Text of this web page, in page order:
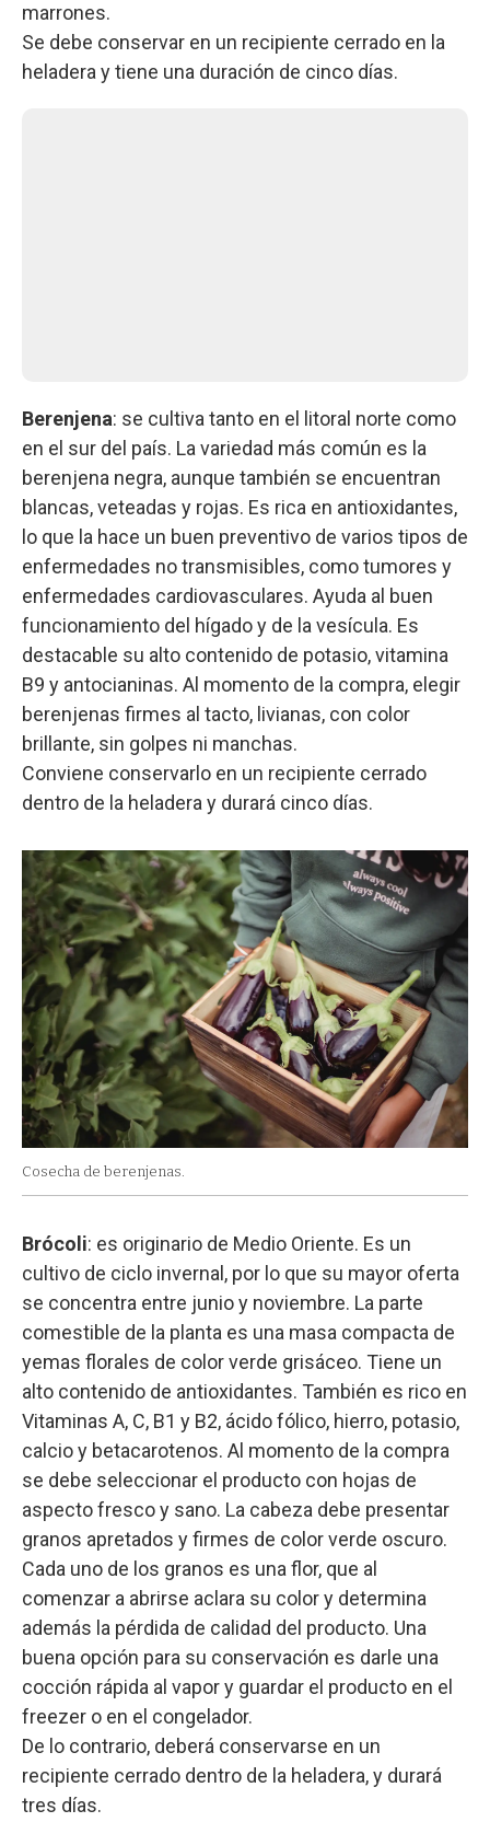
marrones.
Se debe conservar en un recipiente cerrado en la
heladera y tiene una duración de cinco días.
Berenjena: se cultiva tanto en el litoral norte como
en el sur del país. La variedad más común es la
berenjena negra, aunque también se encuentran
blancas, veteadas y rojas. Es rica en antioxidantes,
lo que la hace un buen preventivo de varios tipos de
enfermedades no transmisibles, como tumores y
enfermedades cardiovasculares. Ayuda al buen
funcionamiento del hígado y de la vesícula. Es
destacable su alto contenido de potasio, vitamina
B9 y antocianinas. Al momento de la compra, elegir
berenjenas firmes al tacto, livianas, con color
brillante, sin golpes ni manchas.
Conviene conservarlo en un recipiente cerrado
dentro de la heladera y durará cinco días.
Cosecha de berenjenas.
Brócoli: es originario de Medio Oriente. Es un
cultivo de ciclo invernal, por lo que su mayor oferta
se concentra entre junio y noviembre. La parte
comestible de la planta es una masa compacta de
yemas florales de color verde grisáceo. Tiene un
alto contenido de antioxidantes. También es rico en
Vitaminas A, C, B1 y B2, ácido fólico, hierro, potasio,
calcio y betacarotenos. Al momento de la compra
se debe seleccionar el producto con hojas de
aspecto fresco y sano. La cabeza debe presentar
granos apretados y firmes de color verde oscuro.
Cada uno de los granos es una flor, que al
comenzar a abrirse aclara su color y determina
además la pérdida de calidad del producto. Una
buena opción para su conservación es darle una
cocción rápida al vapor y guardar el producto en el
freezer o en el congelador.
De lo contrario, deberá conservarse en un
recipiente cerrado dentro de la heladera, y durará
tres días.